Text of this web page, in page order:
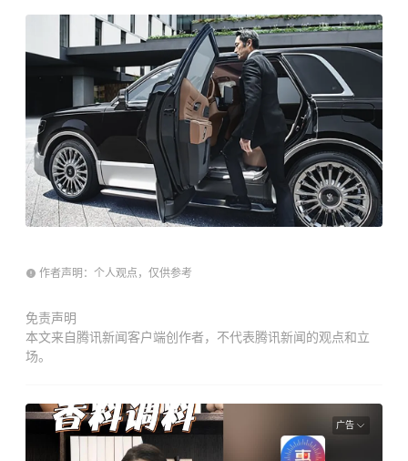
作者声明：个人观点，仅供参考
免责声明
本文来自腾讯新闻客户端创作者，不代表腾讯新闻的观点和立
场。
广告